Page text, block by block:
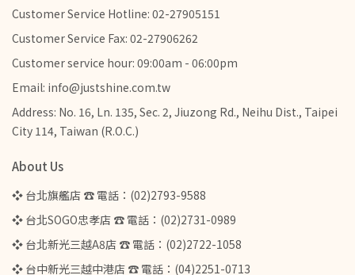
Customer Service Hotline: 02-27905151
Customer Service Fax: 02-27906262
Customer service hour: 09:00am - 06:00pm
Email: info@justshine.com.tw
Address: No. 16, Ln. 135, Sec. 2, Jiuzong Rd., Neihu Dist., Taipei
City 114, Taiwan (R.O.C.)
About Us
❖ 台北旗艦店 ☎ 電話：(02)2793-9588
❖ 台北SOGO忠孝店 ☎ 電話：(02)2731-0989
❖ 台北新光三越A8店 ☎ 電話：(02)2722-1058
❖ 台中新光三越中港店 ☎ 電話：(04)2251-0713